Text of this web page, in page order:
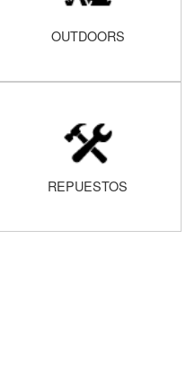
OUTDOORS
REPUESTOS